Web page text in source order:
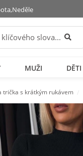
Hledat
МUŽI DĚTI
trička s krátkým rukávem